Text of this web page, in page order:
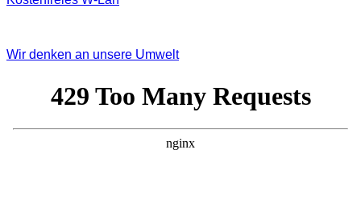
Wir denken an unsere Umwelt